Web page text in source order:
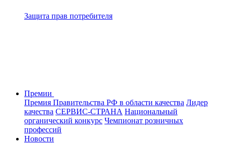
Защита прав потребителя
Премии
Премия Правительства РФ в области качества Лидер
качества СЕРВИС-СТРАНА Национальный
органический конкурс Чемпионат розничных
профессий
Новости